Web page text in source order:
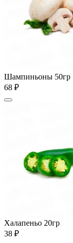
Шампиньоны 50гр
68 ₽
Халапеньо 20гр
38 ₽